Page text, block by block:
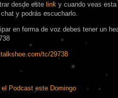
desde este link y cuando veas
y podrás escucharlo.
en forma de voz debes tener un
tc/29738
el Podcast este Domingo